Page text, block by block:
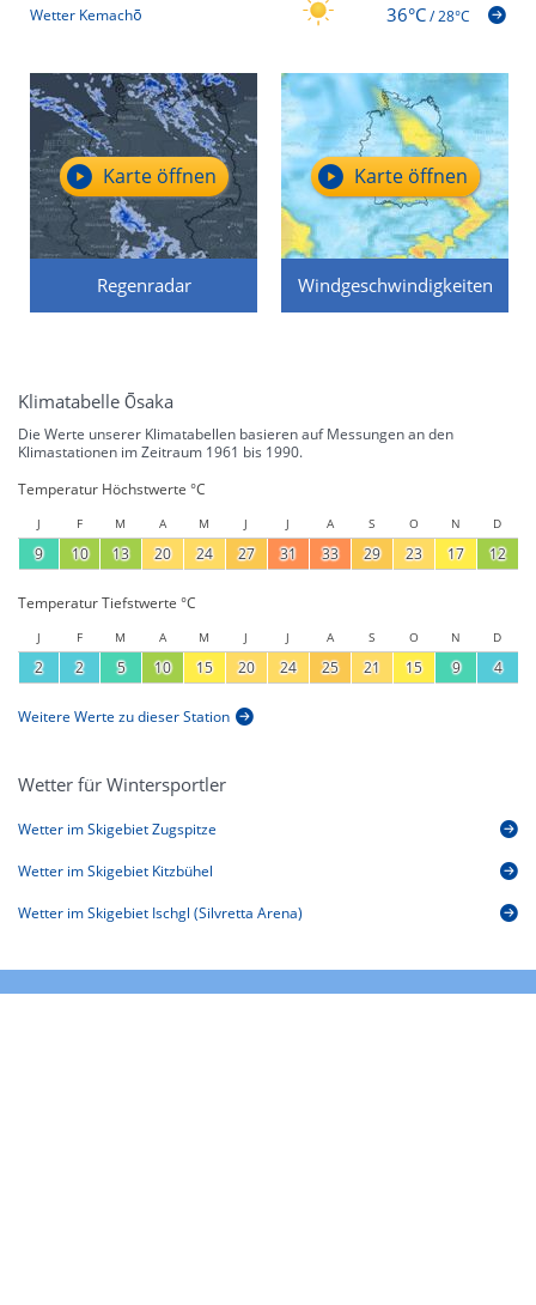
Wetter Kemachō 36°C/28°C
Regenradar
Karte öffnen
Windgeschwindigkeiten
Karte öffnen
Klimatabelle Ōsaka
Die Werte unserer Klimatabellen basieren auf Messungen an den
Klimastationen im Zeitraum 1961 bis 1990.
Temperatur Höchstwerte °C
J F M A M J J A S O N D
9 10 13 20 24 27 31 33 29 23 17 12
Temperatur Tiefstwerte °C
J F M A M J J A S O N D
2 2 5 10 15 20 24 25 21 15 9 4
Weitere Werte zu dieser Station
Wetter für Wintersportler
Wetter im Skigebiet Zugspitze
Wetter im Skigebiet Kitzbühel
Wetter im Skigebiet Ischgl (Silvretta Arena)